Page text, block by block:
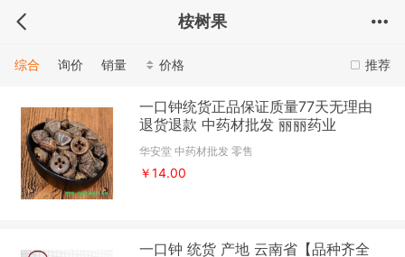
桉树果
推荐
综合 询价 销量 价格
一口钟统货正品保证质量77天无理由
退货退款 中药材批发 丽丽药业
华安堂 中药材批发 零售
￥14.00
一口钟 统货 产地 云南省【品种齐全